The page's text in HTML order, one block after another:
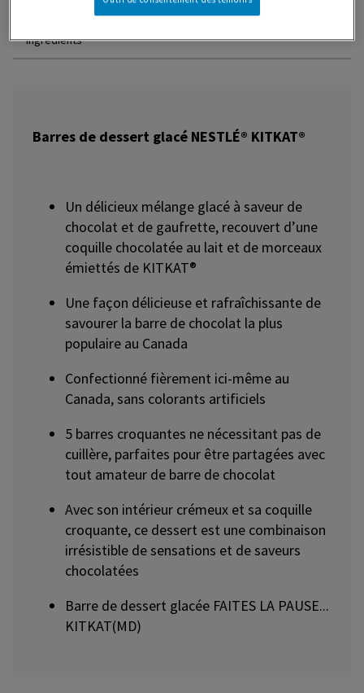
Ingrédients
Barres de dessert glacé NESTLÉ® KITKAT®
Un délicieux mélange glacé à saveur de
chocolat et de gaufrette, recouvert d’une
coquille chocolatée au lait et de morceaux
émiettés de KITKAT®
Une façon délicieuse et rafraîchissante de
savourer la barre de chocolat la plus
populaire au Canada
Confectionné fièrement ici-même au
Canada, sans colorants artificiels
5 barres croquantes ne nécessitant pas de
cuillère, parfaites pour être partagées avec
tout amateur de barre de chocolat
Avec son intérieur crémeux et sa coquille
croquante, ce dessert est une combinaison
irrésistible de sensations et de saveurs
chocolatées
Barre de dessert glacée FAITES LA PAUSE...
KITKAT(MD)